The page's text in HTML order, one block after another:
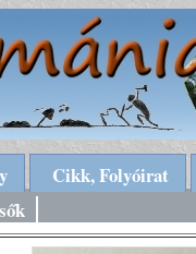
Cikk, Folyóirat